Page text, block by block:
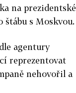
na prezidentské
štábu s Moskvou.
agentury
reprezentovat
nehovořil a